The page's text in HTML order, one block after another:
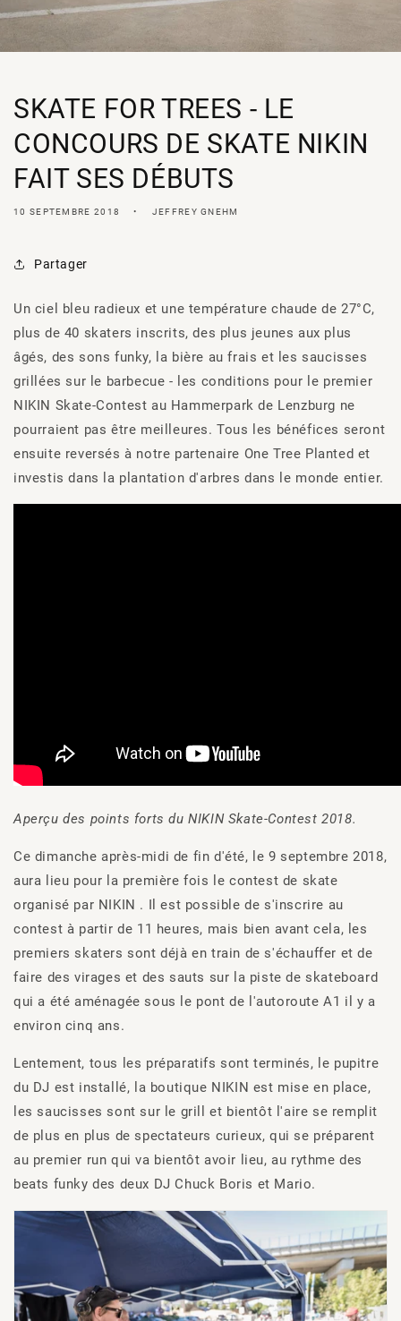
SKATE FOR TREES - LE
CONCOURS DE SKATE NIKIN
FAIT SES DÉBUTS
10 SEPTEMBRE 2018 JEFFREY GNEHM
Partager
Un ciel bleu radieux et une température chaude de 27°C,
plus de 40 skaters inscrits, des plus jeunes aux plus
âgés, des sons funky, la bière au frais et les saucisses
grillées sur le barbecue - les conditions pour le premier
NIKIN Skate-Contest au Hammerpark de Lenzburg ne
pourraient pas être meilleures. Tous les bénéfices seront
ensuite reversés à notre partenaire One Tree Planted et
investis dans la plantation d'arbres dans le monde entier.
Aperçu des points forts du NIKIN Skate-Contest 2018.
Ce dimanche après-midi de fin d'été, le 9 septembre 2018,
aura lieu pour la première fois le contest de skate
organisé par NIKIN . Il est possible de s'inscrire au
contest à partir de 11 heures, mais bien avant cela, les
premiers skaters sont déjà en train de s'échauffer et de
faire des virages et des sauts sur la piste de skateboard
qui a été aménagée sous le pont de l'autoroute A1 il y a
environ cinq ans.
Lentement, tous les préparatifs sont terminés, le pupitre
du DJ est installé, la boutique NIKIN est mise en place,
les saucisses sont sur le grill et bientôt l'aire se remplit
de plus en plus de spectateurs curieux, qui se préparent
au premier run qui va bientôt avoir lieu, au rythme des
beats funky des deux DJ Chuck Boris et Mario.